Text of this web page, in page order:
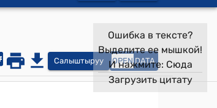
Салыштыруу OPEN DATA
Ошибка в тексте?
Выделите ее мышкой!
И нажмите: Сюда
Загрузить цитату